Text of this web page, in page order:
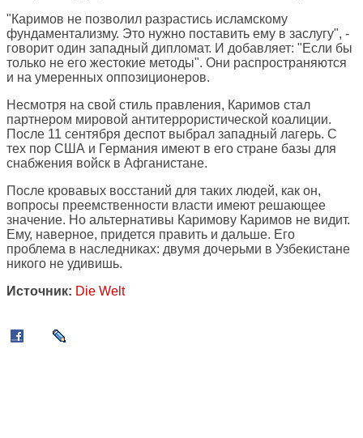
"Каримов не позволил разрастись исламскому
фундаментализму. Это нужно поставить ему в заслугу", -
говорит один западный дипломат. И добавляет: "Если бы
только не его жестокие методы". Они распространяются
и на умеренных оппозиционеров.
Несмотря на свой стиль правления, Каримов стал
партнером мировой антитеррористической коалиции.
После 11 сентября деспот выбрал западный лагерь. С
тех пор США и Германия имеют в его стране базы для
снабжения войск в Афганистане.
После кровавых восстаний для таких людей, как он,
вопросы преемственности власти имеют решающее
значение. Но альтернативы Каримову Каримов не видит.
Ему, наверное, придется править и дальше. Его
проблема в наследниках: двумя дочерьми в Узбекистане
никого не удивишь.
Источник: Die Welt